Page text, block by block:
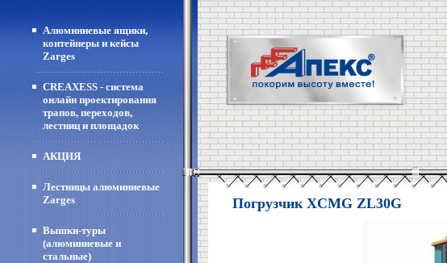
Алюминиевые ящики,
контейнеры и кейсы
Zarges
CREAXESS - система
онлайн проектирования
трапов, переходов,
лестниц и площадок
АКЦИЯ
Лестницы алюминиевые
Zarges
Вышки-туры
(алюминиевые и
стальные)
Погрузчик XCMG ZL30G